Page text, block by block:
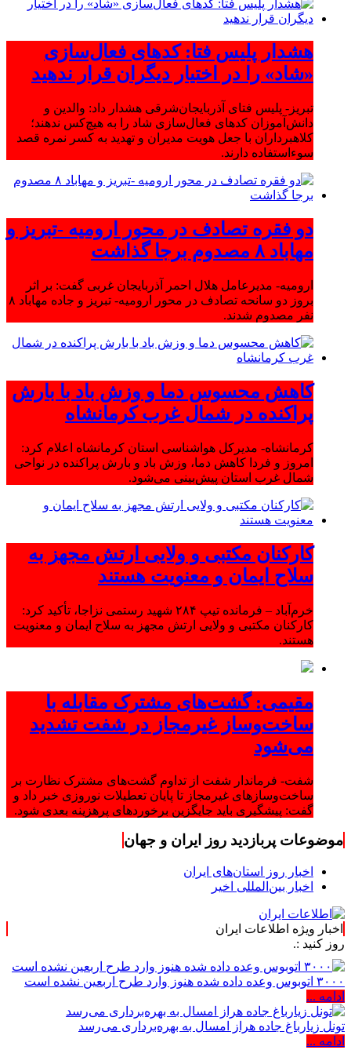
هشدار پلیس فتا: کدهای فعال‌سازی
«شاد» را در اختیار دیگران قرار ندهید
تبریز- پلیس فتای آذربایجان‌شرقی هشدار داد: والدین و
دانش‌آموزان کدهای فعال‌سازی شاد را به هیچ‌کس ندهند؛
کلاهبرداران با جعل هویت مدیران و تهدید به کسر نمره قصد
سوءاستفاده دارند.
دو فقره تصادف در محور ارومیه -تبریز و
مهاباد ۸ مصدوم برجا گذاشت
ارومیه- مدیرعامل هلال احمر آذربایجان غربی گفت: بر اثر
بروز دو سانحه تصادف در محور ارومیه- تبریز و جاده مهاباد ۸
نفر مصدوم شدند.
کاهش محسوس دما و وزش باد با بارش
پراکنده در شمال غرب کرمانشاه
کرمانشاه- مدیرکل هواشناسی استان کرمانشاه اعلام کرد:
امروز و فردا کاهش دما، وزش باد و بارش پراکنده در نواحی
شمال غرب استان پیش‌بینی می‌شود.
کارکنان مکتبی و ولایی ارتش مجهز به
سلاح ایمان و معنویت هستند
خرم‌آباد – فرمانده تیپ ۲۸۴ شهید رستمی نزاجا، تأکید کرد:
کارکنان مکتبی و ولایی ارتش مجهز به سلاح ایمان و معنویت
هستند.
مقیمی: گشت‌های مشترک مقابله با
ساخت‌وساز غیرمجاز در شفت تشدید
می‌شود
شفت- فرماندار شفت از تداوم گشت‌های مشترک نظارت بر
ساخت‌وسازهای غیرمجاز تا پایان تعطیلات نوروزی خبر داد و
گفت: پیشگیری باید جایگزین برخوردهای پرهزینه بعدی شود.
موضوعات پربازدید روز ایران و جهان
اخبار روز استان‌های ایران
اخبار بین‌المللی اخیر
اخبار ویژه اطلاعات ایران
۳۰۰۰ اتوبوس وعده داده شده هنوز وارد طرح اربعین نشده است
ادامه ...
تونل زیارباغ جاده هراز امسال به بهره‌برداری می‌رسد
ادامه ...